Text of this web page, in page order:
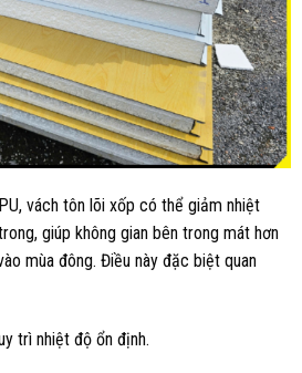
vách tôn lõi xốp có thể giảm nhiệt
giúp không gian bên trong mát hơn
mùa đông. Điều này đặc biệt quan
trì nhiệt độ ổn định.